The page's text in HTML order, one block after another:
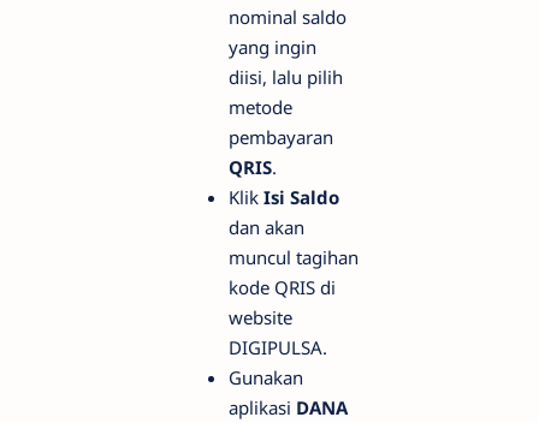
nominal saldo
yang ingin
diisi, lalu pilih
metode
pembayaran
QRIS.
Klik Isi Saldo
dan akan
muncul tagihan
kode QRIS di
website
DIGIPULSA.
Gunakan
aplikasi DANA